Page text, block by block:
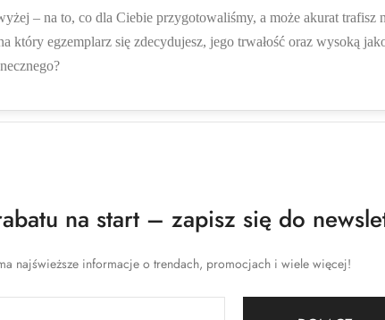
– na to, co dla Ciebie przygotowaliśmy, a może akurat trafisz
który egzemplarz się zdecydujesz, jego trwałość oraz wysoką
na start – zapisz się do
najświeższe informacje o trendach, promocjach i wiele więcej!